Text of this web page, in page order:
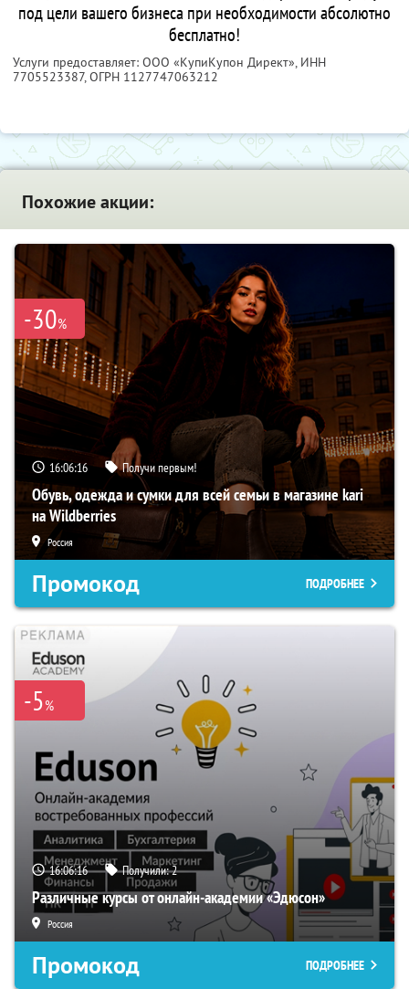
под цели вашего бизнеса при необходимости абсолютно
бесплатно!
Услуги предоставляет: ООО «КупиКупон Директ», ИНН
7705523387, ОГРН 1127747063212
Похожие акции:
-30%
16:06:15 Получи первым!
Обувь, одежда и сумки для всей семьи в магазине kari
на Wildberries
Россия
Промокод ПОДРОБНЕЕ
-5%
16:06:15 Получили:2
Различные курсы от онлайн-академии «Эдюсон»
Россия
Промокод ПОДРОБНЕЕ